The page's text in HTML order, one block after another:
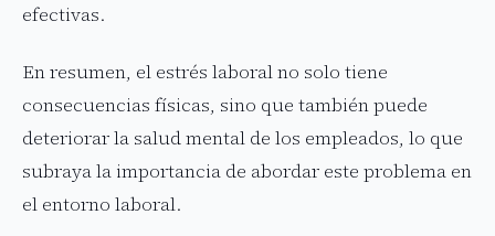
efectivas.
En resumen, el estrés laboral no solo tiene
consecuencias físicas, sino que también puede
deteriorar la salud mental de los empleados, lo que
subraya la importancia de abordar este problema en
el entorno laboral.